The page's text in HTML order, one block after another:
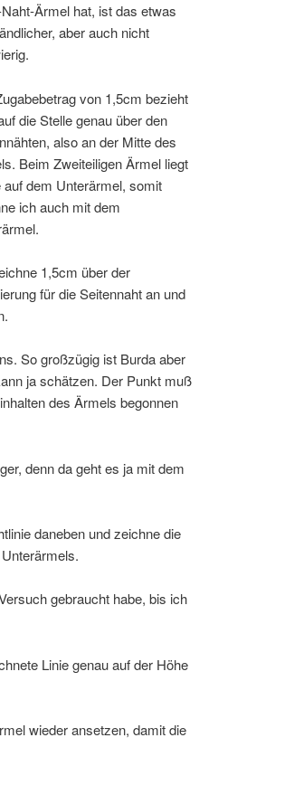
Ärmel hat, ist das etwas
aber auch nicht
von 1,5cm bezieht
die Stelle genau über den
also an der Mitte des
Beim Zweiteiligen Ärmel liegt
auf dem Unterärmel, somit
ich auch mit dem
1,5cm über der
für die Seitennaht an und
So großzügig ist Burda aber
ja schätzen. Der Punkt muß
des Ärmels begonnen
denn da geht es ja mit dem
daneben und zeichne die
gebraucht habe, bis ich
Linie genau auf der Höhe
wieder ansetzen, damit die